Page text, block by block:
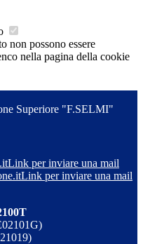
non possono essere
nella pagina della cookie
Superiore "F.SELMI"
Link per inviare una mail
Link per inviare una mail